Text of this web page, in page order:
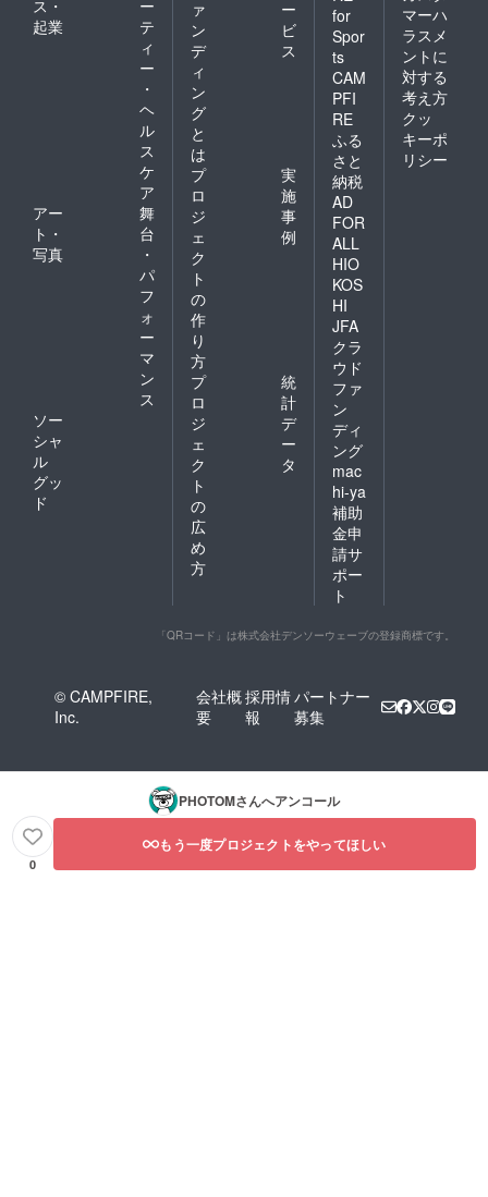
常プラ
ン(月額
プラン)
とは違
い途中
解約(返
金)はで
きませ
ん。 ※
当サー
ス・
起業
ー
テ
ィ
ー
・
ヘ
ル
ス
ケ
ア
アー
ト・
写真
舞
台
・
パ
フ
ォ
ー
マ
ン
ス
ソー
シャ
ル
グッ
ド
ァ
ン
デ
ィ
ン
グ
と
は
ー
ビ
ス
プ
ロ
ジ
ェ
ク
ト
の
作
り
方
実
施
事
例
プ
ロ
ジ
ェ
ク
ト
の
広
め
方
統
計
デ
ー
タ
for
Spor
ts
CAM
PFI
RE
ふる
さと
納税
AD
FOR
ALL
HIO
KOS
HI
JFA
クラ
ウド
ファ
ン
ディ
ング
mac
hi-ya
補助
金申
請サ
ポー
ト
マーハ
ラスメ
ントに
対する
考え方
クッ
キーポ
リシー
「QRコード」は株式会社デンソーウェーブの登録商標です。
© CAMPFIRE,
Inc.
会社概
要
採用情
報
パートナー
募集
PHOTOMさんへアンコール
0
もう一度プロジェクトをやってほしい